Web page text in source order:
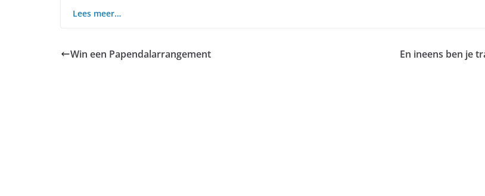
Lees meer…
Win een Papendalarrangement En ineens ben je